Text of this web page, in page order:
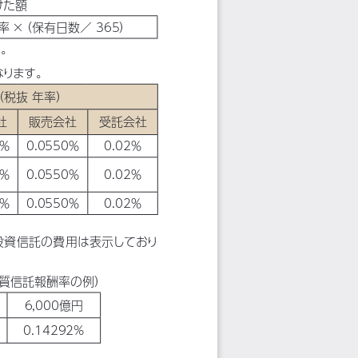
た額
×（保有日数／ 365）
ます。
税抜 年率）
販売会社
受託会社
0.0550％
0.02％
0.0550％ 0.02％
0.0550％
0.02％
資信託の費用は表示しており
信託報酬率の例）
6,000億円
0.14292%